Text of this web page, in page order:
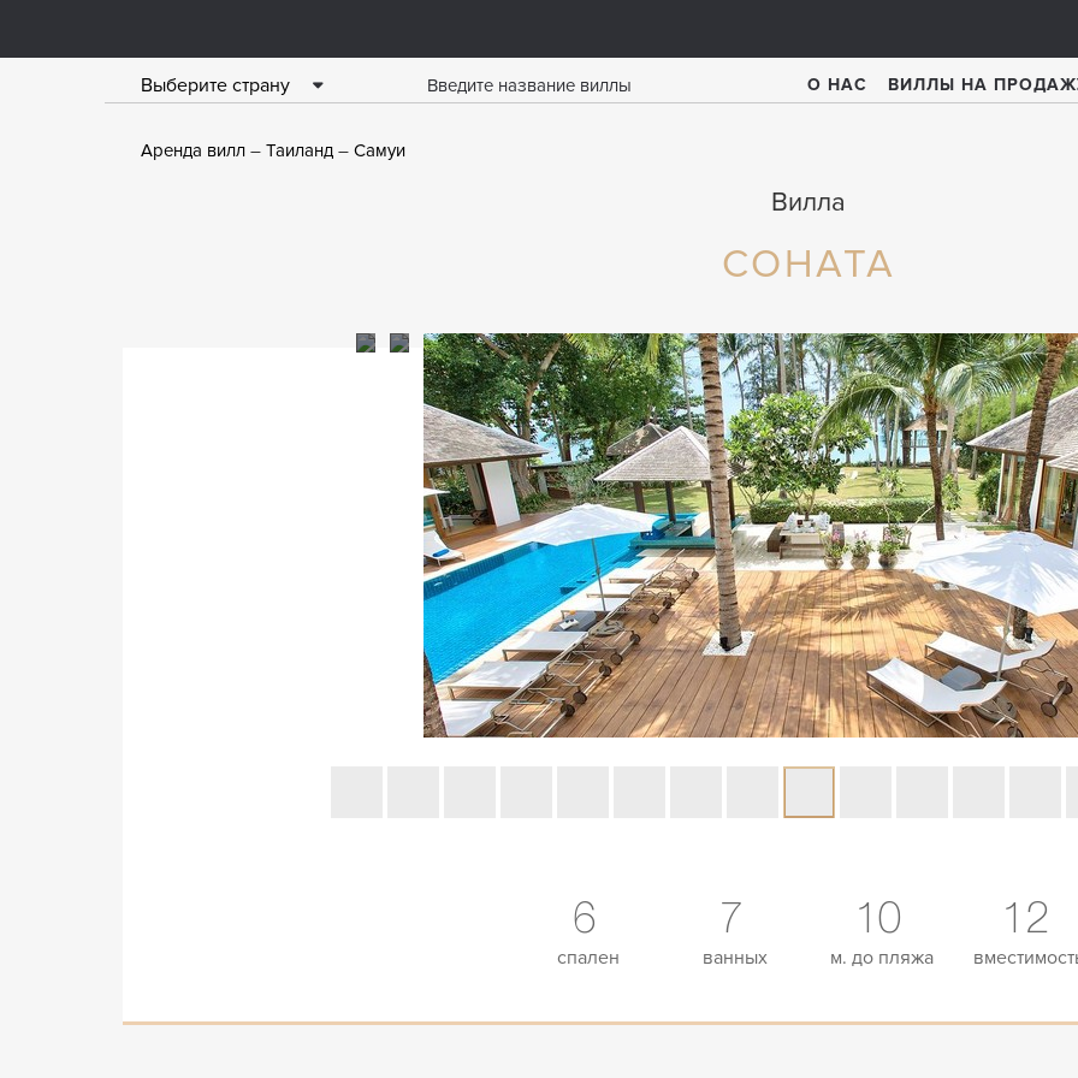
Выберите страну О НАС ВИЛЛЫ НА
Аренда вилл Таиланд Самуи
Вилла
СОНАТА
6
спален
7
ванных
10
м. до пляжа
12